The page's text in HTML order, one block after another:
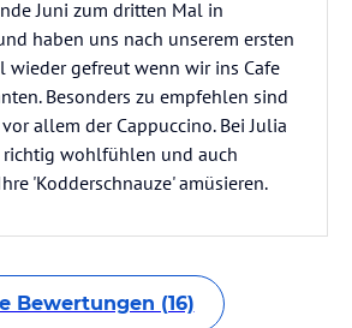
Juni zum dritten Mal in
haben uns nach unserem ersten
wieder gefreut wenn wir ins Cafe
Besonders zu empfehlen sind
allem der Cappuccino. Bei Julia
richtig wohlfühlen und auch
'Kodderschnauze' amüsieren.
Bewertungen (16)